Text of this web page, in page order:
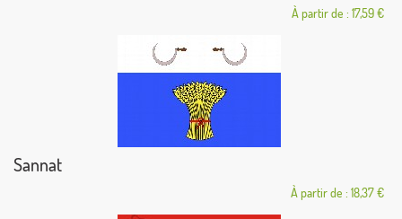
À partir de : 17,59 €
Sannat
À partir de : 18,37 €